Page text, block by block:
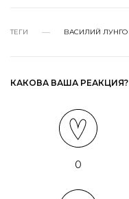
ТЕГИ ВАСИЛИЙ ЛУНГО
КАКОВА ВАША РЕАКЦИЯ?
0